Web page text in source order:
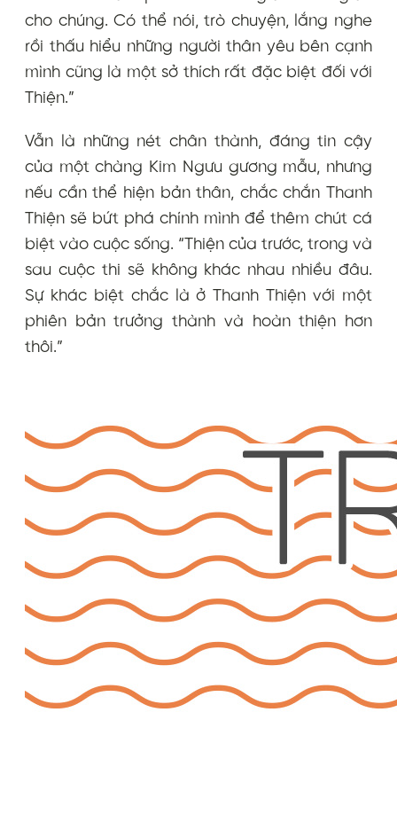
cho chúng. Có thể nói, trò chuyện, lắng nghe
rồi thấu hiểu những người thân yêu bên cạnh
mình cũng là một sở thích rất đặc biệt đối với
Thiện.”
Vẫn là những nét chân thành, đáng tin cậy
của một chàng Kim Ngưu gương mẫu, nhưng
nếu cần thể hiện bản thân, chắc chắn Thanh
Thiện sẽ bứt phá chính mình để thêm chút cá
biệt vào cuộc sống. “Thiện của trước, trong và
sau cuộc thi sẽ không khác nhau nhiều đâu.
Sự khác biệt chắc là ở Thanh Thiện với một
phiên bản trưởng thành và hoàn thiện hơn
thôi.”